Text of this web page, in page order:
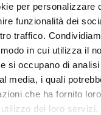
per personalizzare
funzionalità dei
traffico.
in cui utilizza il
si occupano di
media, i quali
che ha fornito
dei loro servizi.